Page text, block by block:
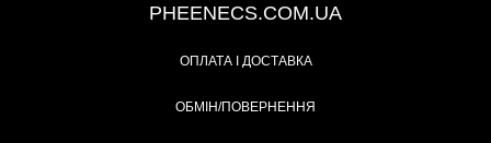
PHEENECS.COM.UA
ОПЛАТА І ДОСТАВКА
ОБМІН/ПОВЕРНЕННЯ